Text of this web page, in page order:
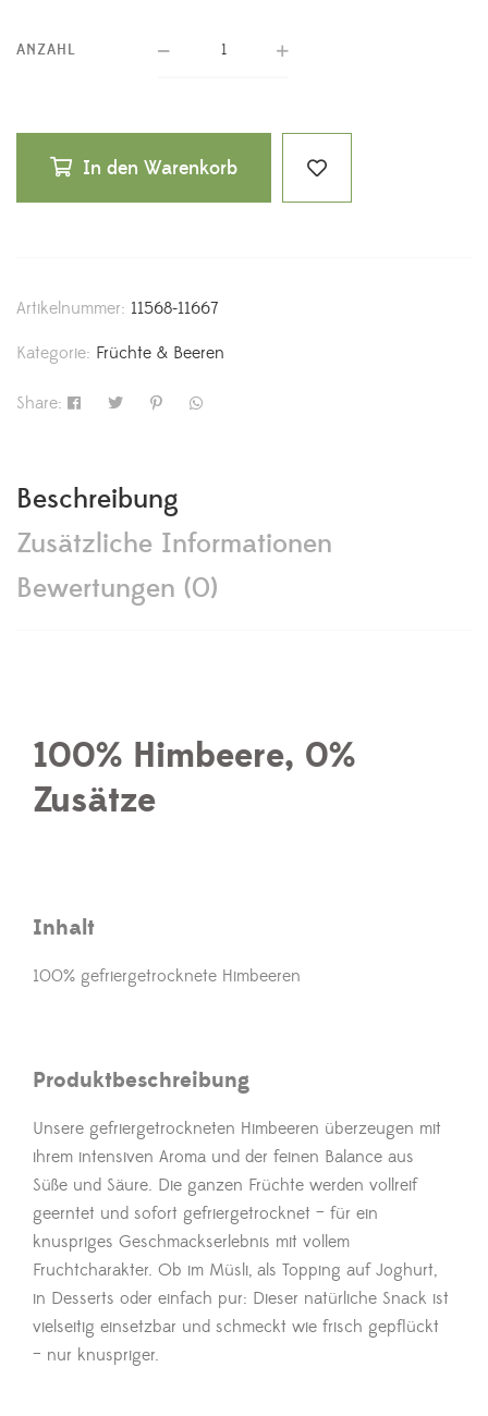
ANZAHL
In den Warenkorb
Artikelnummer: 11568-11667
Kategorie: Früchte & Beeren
Share:
Beschreibung
Zusätzliche Informationen
Bewertungen (0)
100% Himbeere, 0%
Zusätze
Inhalt
100% gefriergetrocknete Himbeeren
Produktbeschreibung
Unsere gefriergetrockneten Himbeeren überzeugen mit
ihrem intensiven Aroma und der feinen Balance aus
Süße und Säure. Die ganzen Früchte werden vollreif
geerntet und sofort gefriergetrocknet – für ein
knuspriges Geschmackserlebnis mit vollem
Fruchtcharakter. Ob im Müsli, als Topping auf Joghurt,
in Desserts oder einfach pur: Dieser natürliche Snack ist
vielseitig einsetzbar und schmeckt wie frisch gepflückt
– nur knuspriger.